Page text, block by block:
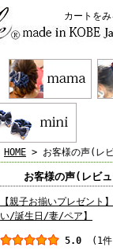
カートをみ
HOME > お客様の声(レ
お客様の声(レビ
【親子お揃いプレゼント
い/誕生日/妻/ペア】
5.0 (1